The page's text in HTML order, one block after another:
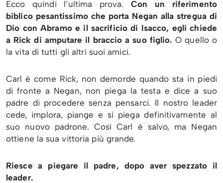
Ecco quindi l’ultima prova.Con un riferimento
biblico pesantissimo che porta Negan alla stregua di
Dio con Abramo e il sacrificio di Isacco, egli chiede
a Rick di amputare il braccio a suo figlio.O quello o
la vita di tutti gli altri suoi amici.
Carl è come Rick, non demorde quando sta in piedi
di fronte a Negan, non piega la testa e dice a suo
padre di procedere senza pensarci. Il nostro leader
cede, implora, piange e si piega definitivamente al
suo nuovo padrone. Così Carl è salvo, ma Negan
ottiene la sua vittoria più grande.
Riesce a piegare il padre, dopo aver spezzato il
leader.